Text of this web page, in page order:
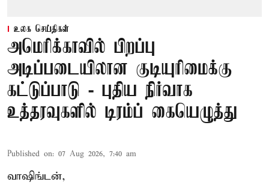
உலக செய்திகள்
அமெரிக்காவில் பிறப்பு
அடிப்படையிலான குடியுரிமைக்கு
கட்டுப்பாடு - புதிய நிர்வாக
உத்தரவுகளில் டிரம்ப் கையெழுத்து
Published on: 07 Aug 2026, 7:40 am
வாஷிங்டன்,